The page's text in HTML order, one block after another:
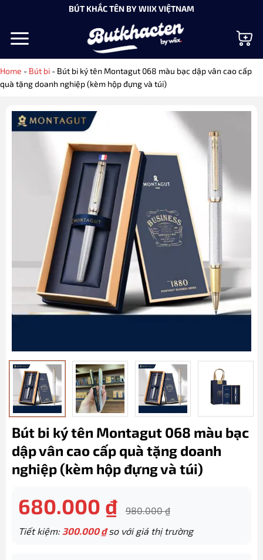
nội
BÚT KHẮC TÊN BY WIIX VIỆTNAM
Home - Bút bi - Bút bi ký tên Montagut 068 màu bạc dập vân cao cấp
quà tặng doanh nghiệp (kèm hộp đựng và túi)
Bút bi ký tên Montagut 068 màu bạc
dập vân cao cấp quà tặng doanh
nghiệp (kèm hộp đựng và túi)
680.000 ₫ 980.000₫
Tiết kiệm: 300.000₫so với giá thị trường